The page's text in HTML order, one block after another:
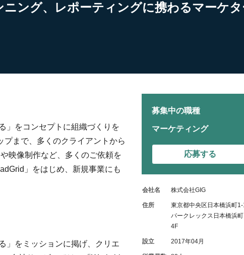
ニング、レポーティングに携わるマーケタ
」をコンセプトに組織づくりを
まで、多くのクライアントから
映像制作など、多くのご依頼を
」をはじめ、新規事業にも
」をミッションに掲げ、クリエ
募集中の職種
マーケティング
応募する
会社名 株式会社GIG
住所
東京都中央区日本橋浜町
パークレックス日本橋浜
4F
設立 2017年04月